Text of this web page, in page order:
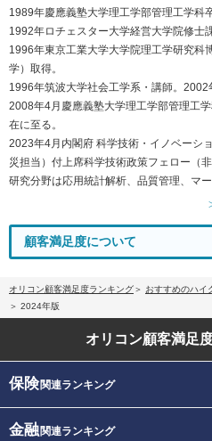
1989年慶應義塾大学理工学部管理工学科
1992年ロチェスター大学経営大学院修士
1996年東京工業大学大学院理工学研究科
学）取得。
1996年筑波大学社会工学系・講師。2002
2008年4月慶應義塾大学理工学部管理工
在に至る。
2023年4月内閣府 科学技術・イノベーシ
災担当）付上席科学技術政策フェロー（非
研究分野は応用統計解析、品質管理、マー
顧客満足度について
オリコン顧客満足度ランキング
おすすめのハイ
2024年版
オリコン顧客満足
保険関連ランキング
金融関連ランキング